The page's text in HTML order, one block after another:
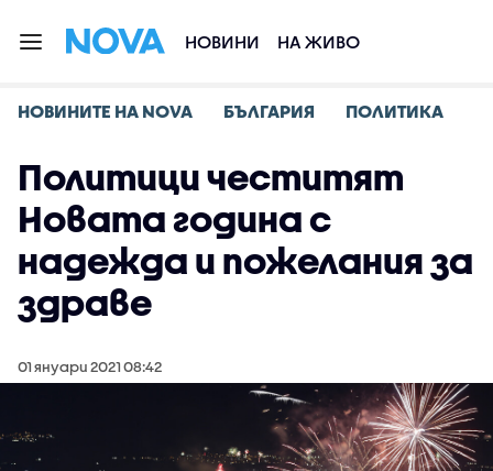
НОВИНИ НА ЖИВО
НОВИНИТЕ НА NOVA БЪЛГАРИЯ ПОЛИТИКА
Политици честитят
Новата година с
надежда и пожелания за
здраве
01 януари 2021 08:42